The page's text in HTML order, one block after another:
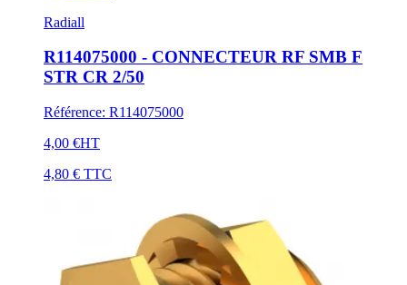
Radiall
R114075000 - CONNECTEUR RF SMB F
STR CR 2/50
Référence: R114075000
4,00 €HT
4,80 € TTC